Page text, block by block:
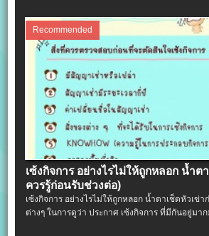
Recommended
เซ้งกิจการ อย่างไรไม่ให้ถูกหลอก น้ำต
ควรรู้ก่อนรับช่วงต่อ)
เซ้งกิจการ อย่างไรไม่ให้ถูกหลอก น้ำตาเช็ดหัวเข่
ต่างๆ ในการดูว่า ประกาศ เซ้งกิจการ ที่มีกันอยู่มา